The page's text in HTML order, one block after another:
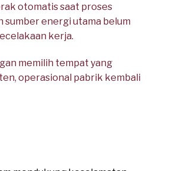
otomatis saat proses
sumber energi utama belum
kerja.
memilih tempat yang
operasional pabrik kembali